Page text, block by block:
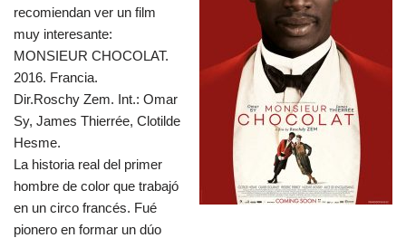
recomiendan ver un film
muy interesante:
MONSIEUR CHOCOLAT.
2016. Francia.
Dir.Roschy Zem. Int.: Omar
Sy, James Thierrée, Clotilde
Hesme.
La historia real del primer
hombre de color que trabajó
en un circo francés. Fué
pionero en formar un dúo